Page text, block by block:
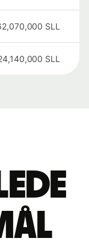
SLL
SLL